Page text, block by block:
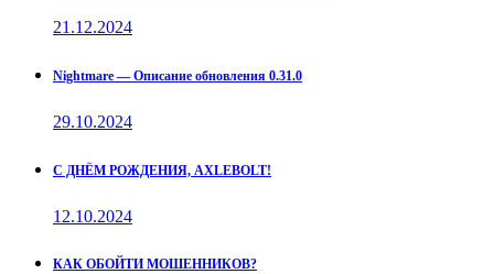
21.12.2024
Nightmare — Описание обновления 0.31.0
29.10.2024
С ДНЁМ РОЖДЕНИЯ, AXLEBOLT!
12.10.2024
КАК ОБОЙТИ МОШЕННИКОВ?